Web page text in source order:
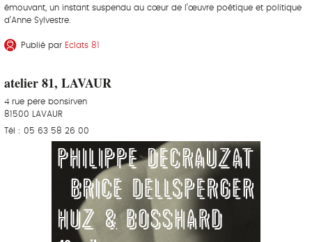
émouvant, un instant suspendu au cœur de l’œuvre poétique et politique
d’Anne Sylvestre.
Publié par Eclats 81
atelier 81, LAVAUR
4 rue pere bonsirven
81500 LAVAUR
Tél : 05 63 58 26 00